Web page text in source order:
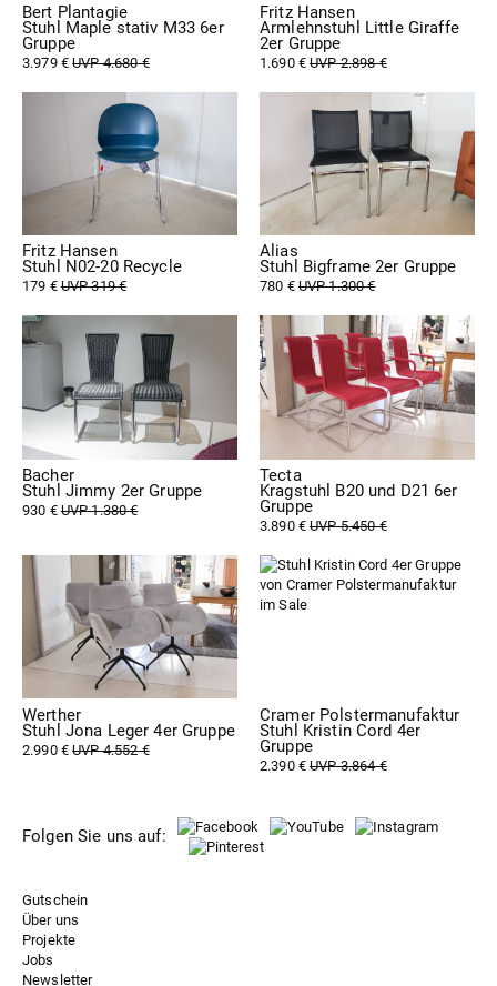
Bert Plantagie
Stuhl Maple stativ M33 6er
Gruppe
3.979 €UVP 4.680 €
Fritz Hansen
Armlehnstuhl Little Giraffe
2er Gruppe
1.690 €UVP 2.898 €
Fritz Hansen
Stuhl N02-20 Recycle
179 €UVP 319 €
Alias
Stuhl Bigframe 2er Gruppe
780 €UVP 1.300 €
Bacher
Stuhl Jimmy 2er Gruppe
930 €UVP 1.380 €
Tecta
Kragstuhl B20 und D21 6er
Gruppe
3.890 €UVP 5.450 €
Werther
Stuhl Jona Leger 4er Gruppe
2.990 €UVP 4.552 €
Cramer Polstermanufaktur
Stuhl Kristin Cord 4er
Gruppe
2.390 €UVP 3.864 €
Folgen Sie uns auf:
Gutschein
Über uns
Projekte
Jobs
Newsletter